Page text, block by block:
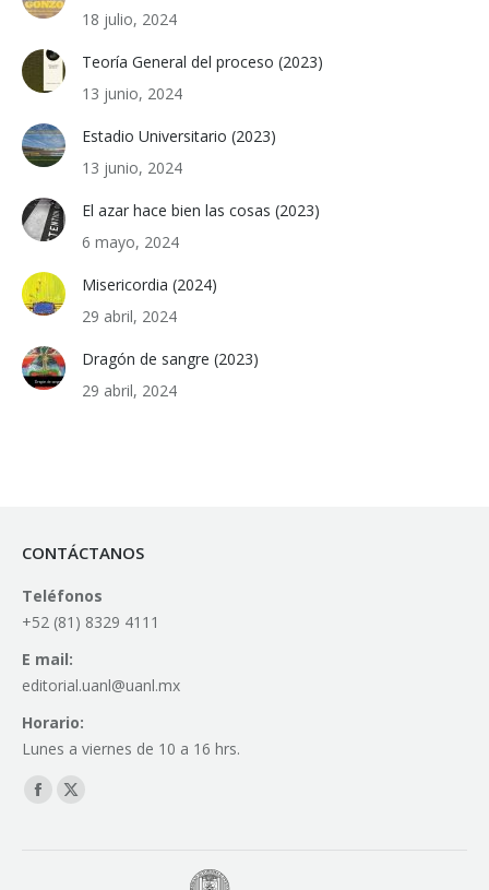
18 julio, 2024
Teoría General del proceso (2023)
13 junio, 2024
Estadio Universitario (2023)
13 junio, 2024
El azar hace bien las cosas (2023)
6 mayo, 2024
Misericordia (2024)
29 abril, 2024
Dragón de sangre (2023)
29 abril, 2024
CONTÁCTANOS
Teléfonos
+52 (81) 8329 4111
E mail:
editorial.uanl@uanl.mx
Horario:
Lunes a viernes de 10 a 16 hrs.
Find us on:
Facebook
X